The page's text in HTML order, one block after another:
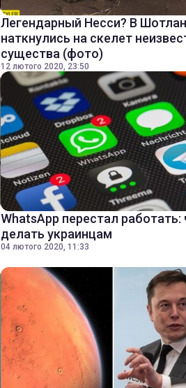
Легендарный Несси? В
наткнулись на скелет
существа (фото)
12 лютого 2020, 23:50
WhatsApp перестал работать:
делать украинцам
04 лютого 2020, 11:33